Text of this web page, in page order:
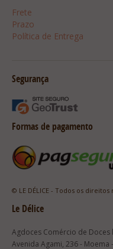
Frete
Prazo
Política de Entrega
Segurança
Formas de pagamento
© LE DÉLICE - Todos os direitos
Le Délice
Agdoces Comércio de Doces
Avenida Agami, 236 - Moema